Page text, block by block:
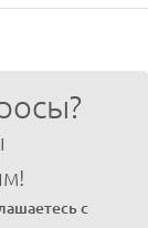
с